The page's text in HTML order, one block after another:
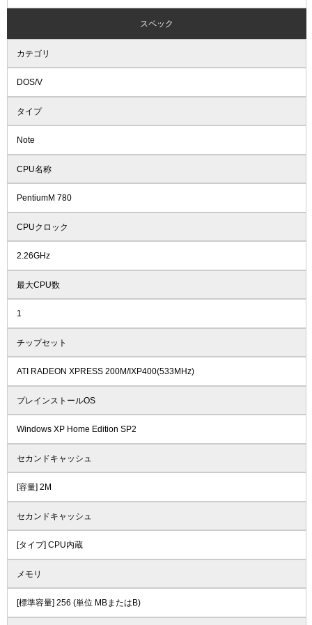
スペック
カテゴリ
DOS/V
タイプ
Note
CPU名称
PentiumM 780
CPUクロック
2.26GHz
最大CPU数
1
チップセット
ATI RADEON XPRESS 200M/IXP400(533MHz)
プレインストールOS
Windows XP Home Edition SP2
セカンドキャッシュ
[容量] 2M
セカンドキャッシュ
[タイプ] CPU内蔵
メモリ
[標準容量] 256 (単位 MBまたはB)